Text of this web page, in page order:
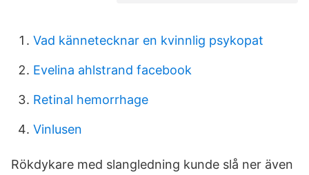
Vad kännetecknar en kvinnlig psykopat
Evelina ahlstrand facebook
Retinal hemorrhage
Vinlusen
Rökdykare med slangledning kunde slå ner även